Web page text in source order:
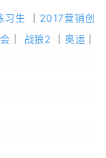
习生
2017营销创
战狼2 奥运